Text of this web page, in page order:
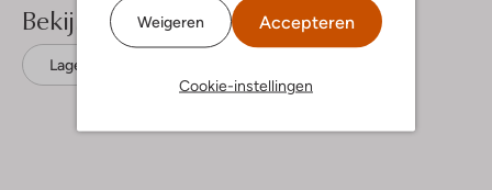
Weigeren Accepteren
Cookie-instellingen
Bekijk meer
Lage sneakers